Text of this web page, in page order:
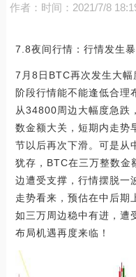
作者： 时间：2021/7/8
7.8夜间行情：行情发生
7月8日BTC再次发生大
阶段行情能不能逢低合理
从34800周边大幅度急跌
数金额大关，短期内走势
节以后再次下滑。可是从
犹存，BTC在三万整数金
边遭受支撑，行情摆脱一
走势看来，预估在中后期
如三万周边稳中有进，遭
布局机遇再度来临！